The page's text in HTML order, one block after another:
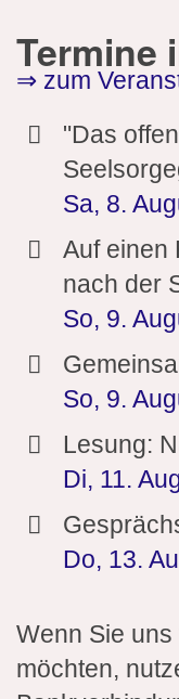
Termine
⇒ zum
"Das
Sa, 8.
Auf einen
nach der
So, 9.
So, 9.
Lesung:
Di, 11.
Do, 13.
Wenn Sie
möchten,